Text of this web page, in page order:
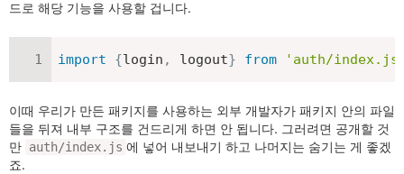
드로 해당 기능을 사용할 겁니다.
import {login , logout} from 'auth/
이때 우리가 만든 패키지를 사용하는 외부 개발자가 패키지 안의 파일
들을 뒤져 내부 구조를 건드리게 하면 안 됩니다. 그러려면 공개할 것
만 auth/index.js 에 넣어 내보내기 하고 나머지는 숨기는 게 좋겠
죠.